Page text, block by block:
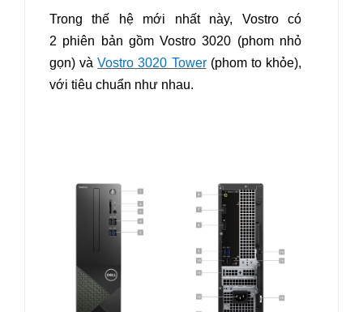
Trong thế hệ mới nhất này, Vostro có
2 phiên bản gồm Vostro 3020 (phom nhỏ
gọn) vàVostro 3020 Tower(phom to khỏe),
với tiêu chuẩn như nhau.